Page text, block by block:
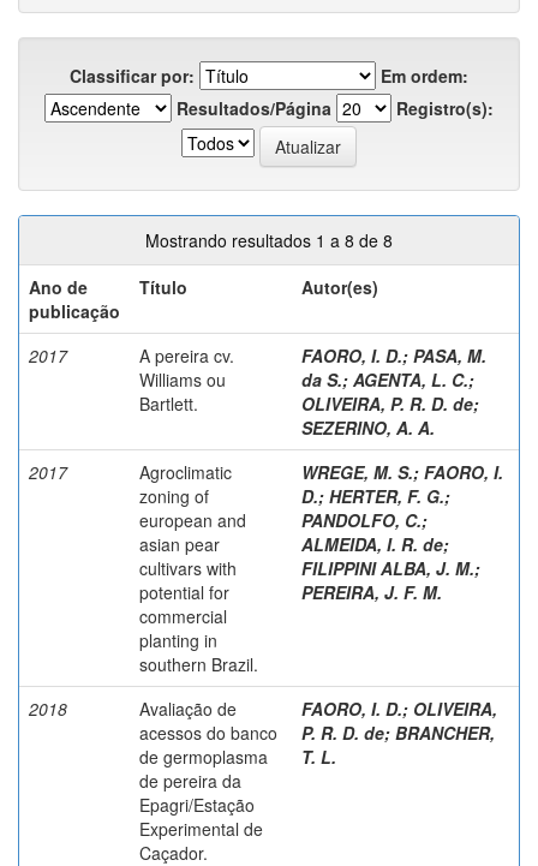
Classificar por:
Em ordem:
Resultados/Página
Registro(s):
Mostrando resultados 1 a 8 de 8
Ano de
publicação
Título Autor(es)
2017
A pereira cv.
Williams ou
Bartlett.
FAORO, I. D.; PASA, M.
da S.; AGENTA, L. C.;
OLIVEIRA, P. R. D. de;
SEZERINO, A. A.
2017
Agroclimatic
zoning of
european and
asian pear
cultivars with
potential for
commercial
planting in
southern Brazil.
WREGE, M. S.; FAORO, I.
D.; HERTER, F. G.;
PANDOLFO, C.;
ALMEIDA, I. R. de;
FILIPPINI ALBA, J. M.;
PEREIRA, J. F. M.
2018
Avaliação de
acessos do banco
de germoplasma
de pereira da
Epagri/Estação
Experimental de
Caçador.
FAORO, I. D.; OLIVEIRA,
P. R. D. de; BRANCHER,
T. L.